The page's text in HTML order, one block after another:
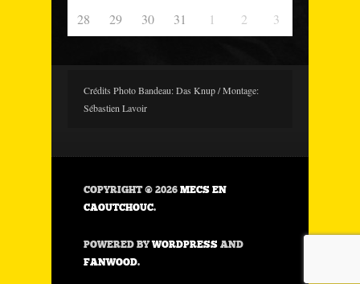
28
29 30 31 1 2 3
Crédits Photo Bandeau: Das Knup / Montage:
Sébastien Lavoir
COPYRIGHT © 2026 MECS EN
CAOUTCHOUC.
POWERED BYWORDPRESS AND
FANWOOD.